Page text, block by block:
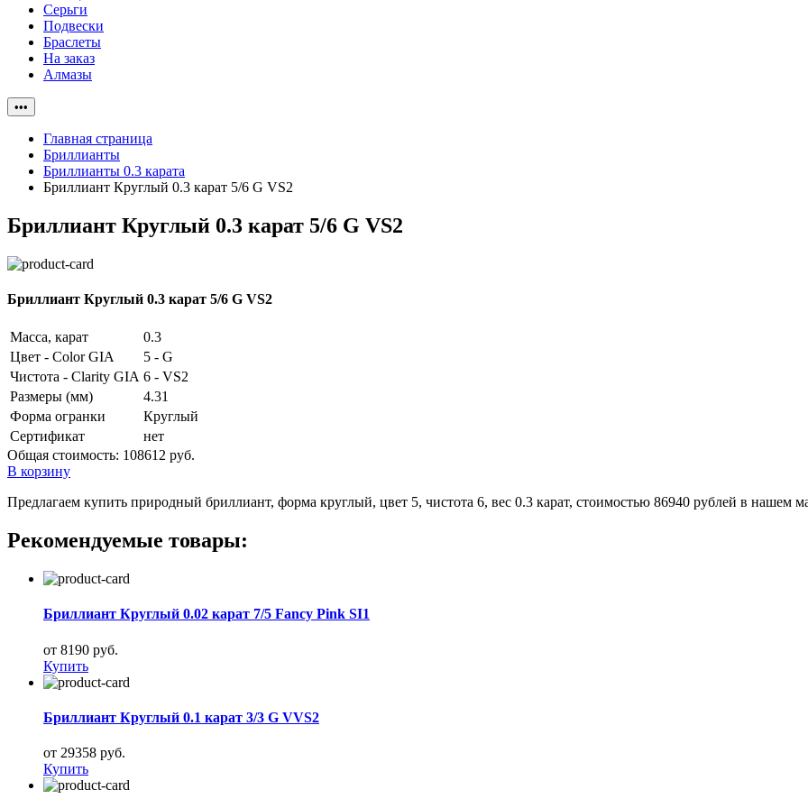
Серьги
Подвески
Браслеты
На заказ
Алмазы
•••
Главная страница
Бриллианты
Бриллианты 0.3 карата
Бриллиант Круглый 0.3 карат 5/6 G VS2
Бриллиант Круглый 0.3 карат 5/6 G VS2
Бриллиант Круглый 0.3 карат 5/6 G VS2
Масса, карат
0.3
Цвет - Color GIA
5 - G
Чистота - Clarity GIA 6 - VS2
Размеры (мм)
4.31
Форма огранки
Круглый
Сертификат
нет
Общая стоимость: 108612 руб.
В корзину
Предлагаем купить природный бриллиант, форма круглый, цвет 5, чистота 6, вес 0.3 карат, стоимостью 86940 рублей в нашем
Рекомендуемые товары:
Бриллиант Круглый 0.02 карат 7/5 Fancy Pink SI1
от 8190 руб.
Купить
Бриллиант Круглый 0.1 карат 3/3 G VVS2
от 29358 руб.
Купить